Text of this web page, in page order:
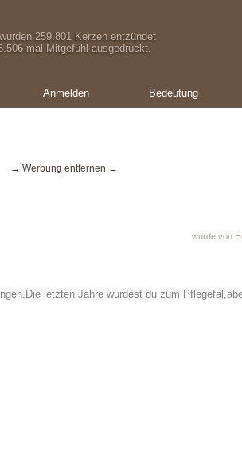
259.801 Kerzen entzündet
mal Mitgefühl ausgedrückt.
Anmelden Bedeutung
→ Werbung entfernen ←
wurde von
letzten Jahre wurdest du zum